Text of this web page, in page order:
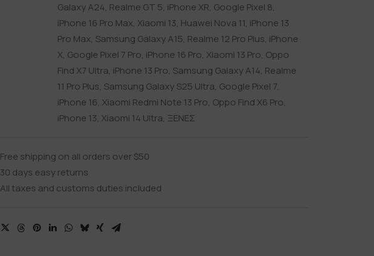
Galaxy A24, Realme GT 5, iPhone XR, Google Pixel 8,
iPhone 16 Pro Max, Xiaomi 13, Huawei Nova 11, iPhone 13
Pro Max, Samsung Galaxy A15, Realme 12 Pro Plus, iPhone
X, Google Pixel 7 Pro, iPhone 16 Pro, Xiaomi 13 Pro, Oppo
Find X7 Ultra, iPhone 13 Pro, Samsung Galaxy A14, Realme
11 Pro Plus, Samsung Galaxy S25 Ultra, Google Pixel 7,
iPhone 16, Xiaomi Redmi Note 13 Pro, Oppo Find X6 Pro,
iPhone 13, Xiaomi 14 Ultra, ΞΕΝΕΣ
Free shipping on all orders over $50
30 days easy returns
All taxes and customs duties included